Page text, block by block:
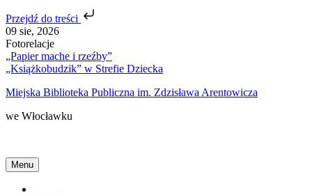
Przejdź do treści
Skip
to
content
09 sie, 2026
Fotorelacje
„Papier mache i rzeźby”
„Książkobudzik” w Strefie Dziecka
Miejska Biblioteka Publiczna im. Zdzisława Arentowicza
we Włocławku
Menu